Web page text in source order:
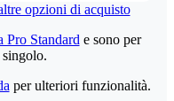
opzioni di acquisto
Pro Standard e sono per
singolo.
per ulteriori funzionalità.